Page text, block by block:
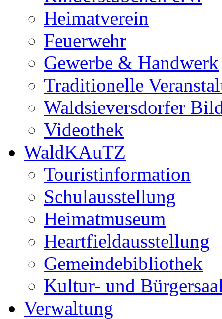
Heimatverein
Feuerwehr
Gewerbe & Handwerk
Traditionelle
Waldsieversdorfer
Videothek
WaldKAuTZ
Touristinformation
Schulausstellung
Heimatmuseum
Heartfieldausstellung
Gemeindebibliothek
Kultur- und
Verwaltung